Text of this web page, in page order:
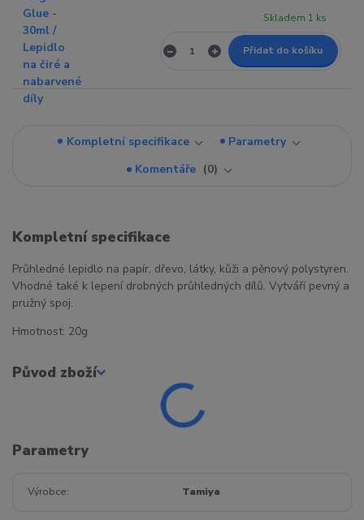
Skladem 1 ks
Přidat do košíku
Kompletní specifikace
Parametry
Komentáře
0
Kompletní specifikace
Průhledné lepidlo na papír, dřevo, látky, kůži a pěnový polystyren.
Vhodné také k lepení drobných průhledných dílů. Vytváří pevný a
pružný spoj.
Hmotnost: 20g
Původ zboží
Parametry
Výrobce Tamiya